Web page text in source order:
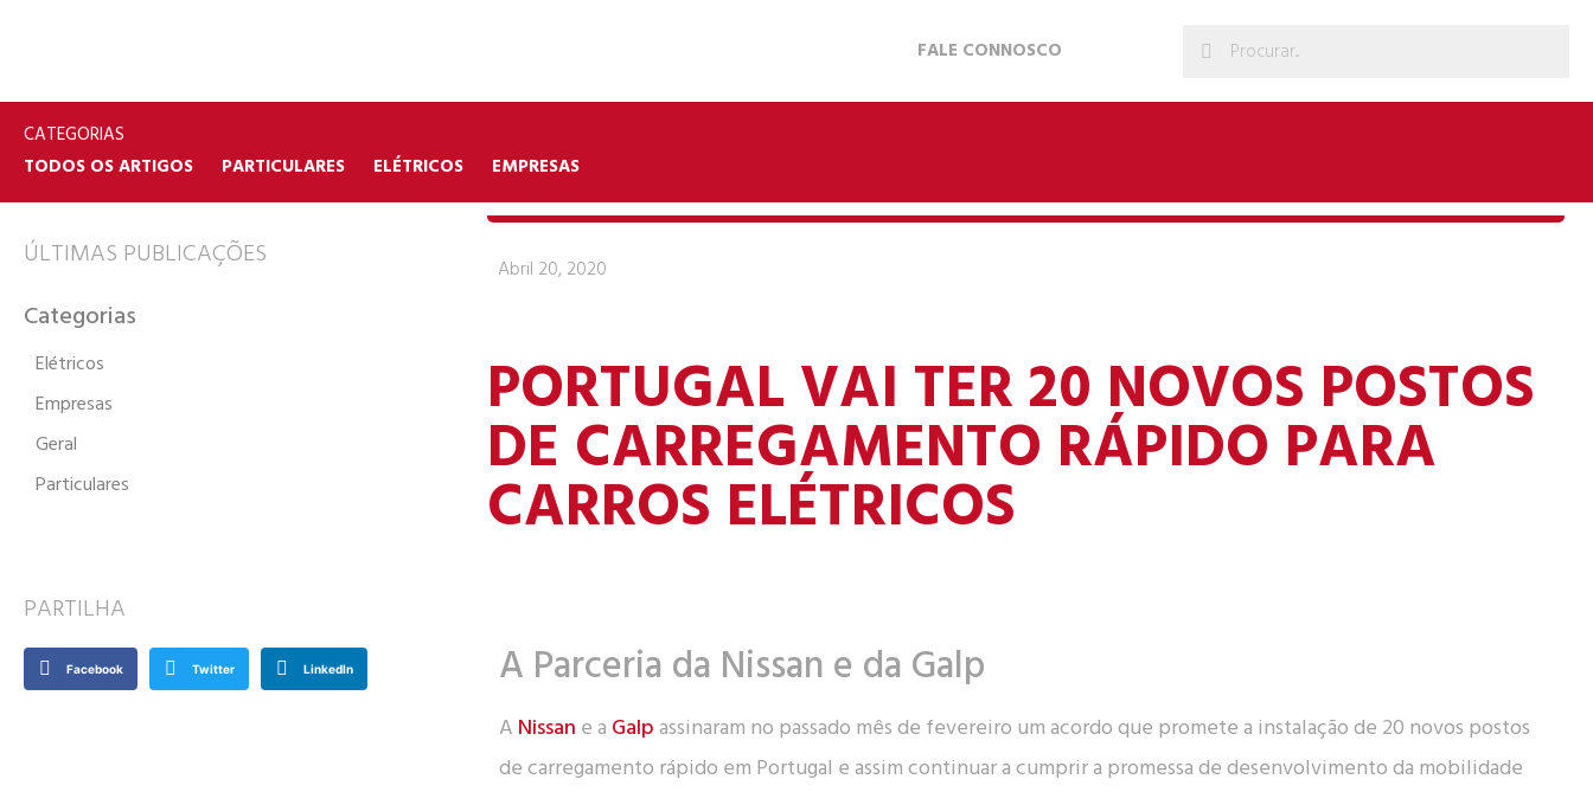
FALE CONNOSCO
CATEGORIAS
TODOS OS ARTIGOS
PARTICULARES ELÉTRICOS EMPRESAS
ÚLTIMAS PUBLICAÇÕES
Categorias
Elétricos
Empresas
Geral
Particulares
PARTILHA
Facebook Twitter LinkedIn
Abril 20, 2020
PORTUGAL VAI TER 20 NOVOS POSTOS
DE CARREGAMENTO RÁPIDO PARA
CARROS ELÉTRICOS
A Parceria da Nissan e da Galp
A Nissan e a Galp assinaram no passado mês de fevereiro um acordo que promete a instalação de 20 novos postos
de carregamento rápido em Portugal e assim continuar a cumprir a promessa de desenvolvimento da mobilidade